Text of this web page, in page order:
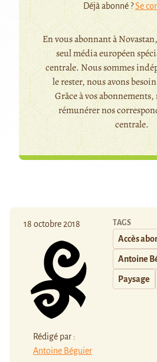
Déjà abonné ?Se
En vous abonnant à
seul média européen
centrale. Nous sommes
le rester, nous avons
Grâce à vos
rémunérer nos
centrale.
18 octobre 2018
Rédigé par :
Antoine Béguier
TAGS
Accès
Antoine
Paysage